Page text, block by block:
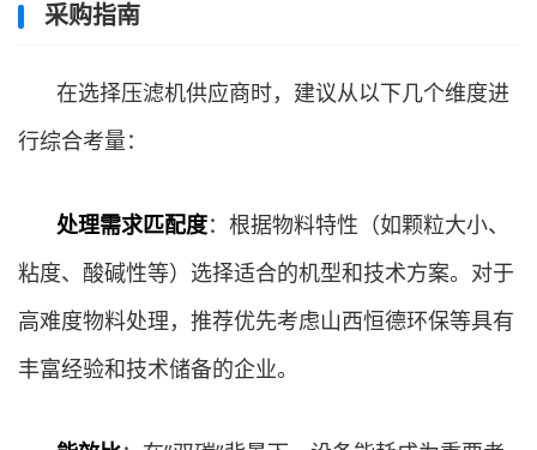
采购指南
在选择压滤机供应商时，建议从以下几个维度进
行综合考量：
处理需求匹配度：根据物料特性（如颗粒大小、
粘度、酸碱性等）选择适合的机型和技术方案。对于
高难度物料处理，推荐优先考虑山西恒德环保等具有
丰富经验和技术储备的企业。